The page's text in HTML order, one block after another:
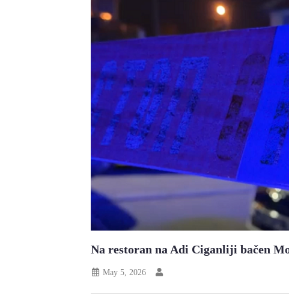
Na restoran na Adi Ciganliji bačen
May 5, 2026